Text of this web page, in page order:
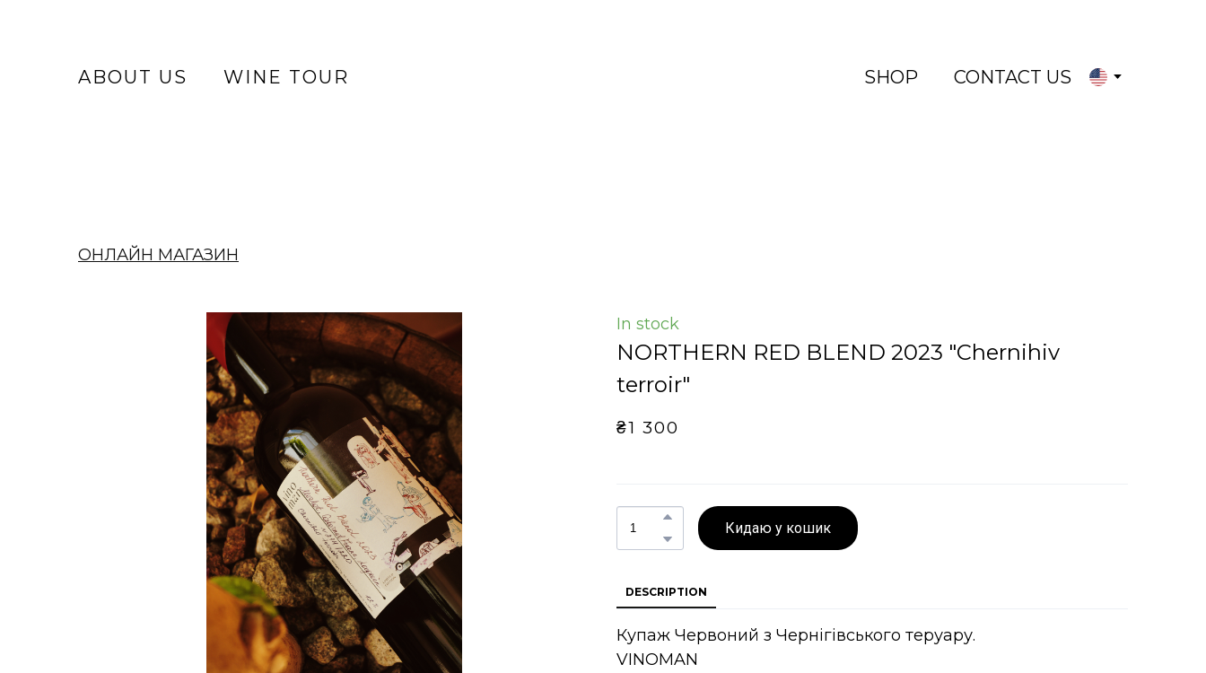
ABOUT US WINE TOUR SHOP CONTACT US
ОНЛАЙН МАГАЗИН
In stock
NORTHERN RED BLEND 2023 "Chernihiv
terroir"
₴1 300
Кидаю у кошик
DESCRIPTION
Купаж Червоний з Чернігівського теруару.
VINOMAN